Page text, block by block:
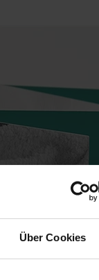
Über Cookies